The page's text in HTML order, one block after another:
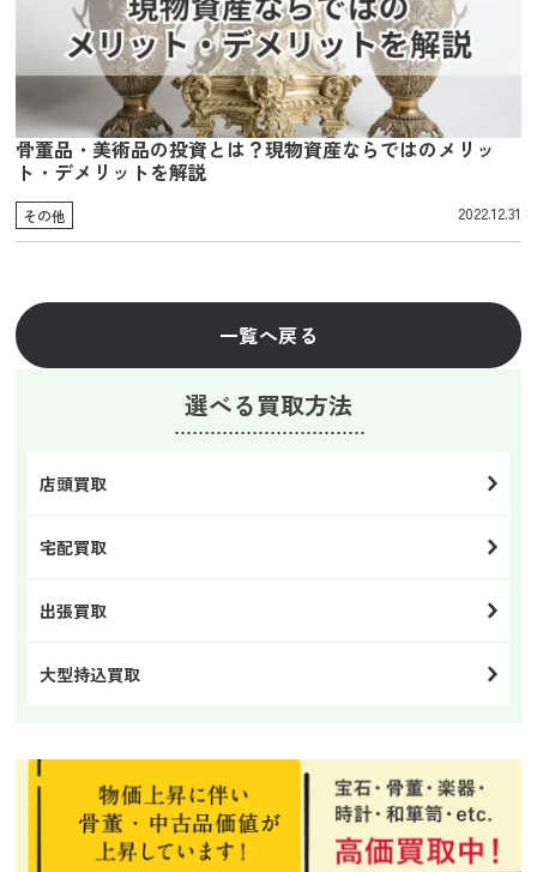
骨董品・美術品の投資とは？現物資産ならではのメリッ
ト・デメリットを解説
その他 2022.12.31
一覧へ戻る
選べる買取方法
店頭買取
宅配買取
出張買取
大型持込買取